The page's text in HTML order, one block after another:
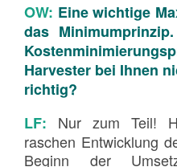
OW: Eine wichtige
das
Harvester bei Ihnen
richtig?
LF:
Nur zum Teil!
raschen Entwicklung
Beginn der